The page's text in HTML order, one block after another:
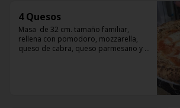
4 Quesos
Masa  de 32 cm. tamaño familiar,
rellena con pomodoro, mozzarella,
queso de cabra, queso parmesano y